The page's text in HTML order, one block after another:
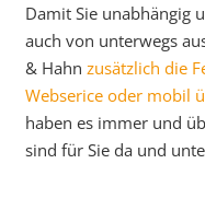
Damit Sie unabhängig
auch von unterwegs
& Hahn zusätzlich die
Webserice oder mobil
haben es immer und
sind für Sie da und